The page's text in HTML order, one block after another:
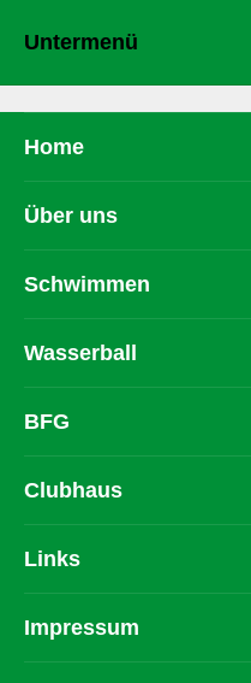
Untermenü
Home
Über uns
Schwimmen
Wasserball
BFG
Clubhaus
Links
Impressum